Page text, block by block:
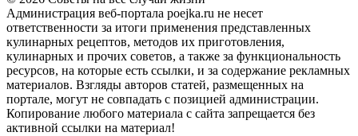
Администрация веб-портала poejka.ru не несет
ответственности за итоги применения представленных
кулинарных рецептов, методов их приготовления,
кулинарных и прочих советов, а также за функциональность
ресурсов, на которые есть ссылки, и за содержание рекламных
материалов. Взгляды авторов статей, размещенных на
портале, могут не совпадать с позицией администрации.
Копирование любого материала с сайта запрещается без
активной ссылки на материал!